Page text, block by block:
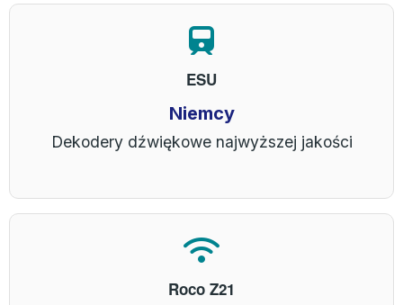
ESU
Niemcy
Dekodery dźwiękowe najwyższej jakości
Roco Z21